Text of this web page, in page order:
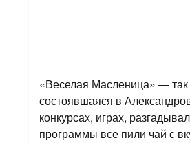
«Веселая Масленица» — так
состоявшаяся в
конкурсах, играх,
программы все пили чай с